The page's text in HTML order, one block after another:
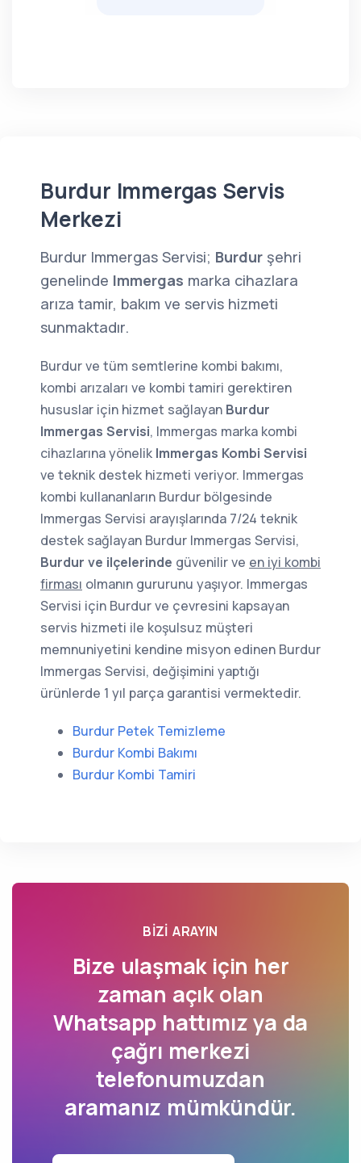
Burdur Immergas Servis
Merkezi
Burdur Immergas Servisi; Burdur şehri
genelinde Immergas marka cihazlara
arıza tamir, bakım ve servis hizmeti
sunmaktadır.
Burdur ve tüm semtlerine kombi bakımı,
kombi arızaları ve kombi tamiri gerektiren
hususlar için hizmet sağlayan Burdur
Immergas Servisi, Immergas marka kombi
cihazlarına yönelik Immergas Kombi Servisi
ve teknik destek hizmeti veriyor. Immergas
kombi kullananların Burdur bölgesinde
Immergas Servisi arayışlarında 7/24 teknik
destek sağlayan Burdur Immergas Servisi,
Burdur ve ilçelerinde güvenilir ve en iyi kombi
firması olmanın gururunu yaşıyor. Immergas
Servisi için Burdur ve çevresini kapsayan
servis hizmeti ile koşulsuz müşteri
memnuniyetini kendine misyon edinen Burdur
Immergas Servisi, değişimini yaptığı
ürünlerde 1 yıl parça garantisi vermektedir.
Burdur Petek Temizleme
Burdur Kombi Bakımı
Burdur Kombi Tamiri
BIZI ARAYIN
Bize ulaşmak için her
zaman açık olan
Whatsapp hattımız ya da
çağrı merkezi
telefonumuzdan
aramanız mümkündür.